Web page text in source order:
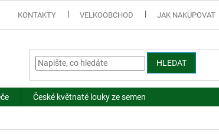
KONTAKTY VELKOOBCHOD JAK NAKUPOVAT
HLEDAT
České květnaté louky ze semen